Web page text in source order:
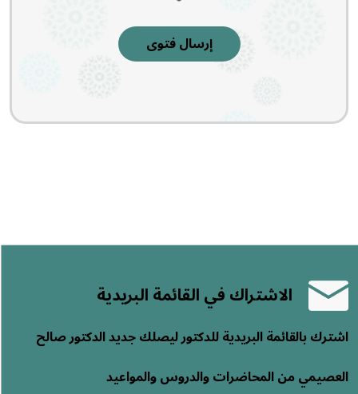
في القائمة البريدية
للدكتور ليصلك جديد الدكتور صالح
والدروس والمواعيد